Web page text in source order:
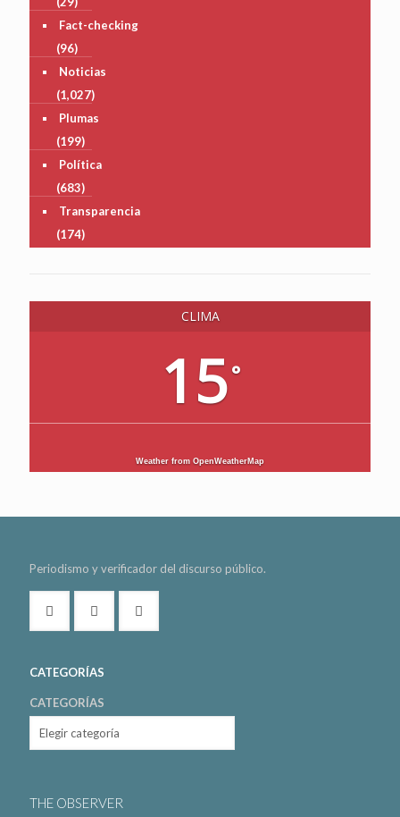
Fact-checking
(96)
Noticias
(1,027)
Plumas
(199)
Política
(683)
Transparencia
(174)
CLIMA
15°
Weather from OpenWeatherMap
Periodismo y verificador del discurso público.
CATEGORÍAS
CATEGORÍAS
THE OBSERVER